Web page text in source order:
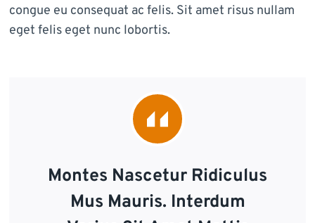
congue eu consequat ac felis. Sit amet risus nullam
eget felis eget nunc lobortis.
Montes Nascetur Ridiculus
Mus Mauris. Interdum